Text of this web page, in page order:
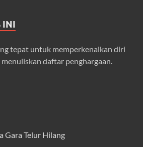
INI
tepat untuk memperkenalkan diri
daftar penghargaan.
Gara Telur Hilang